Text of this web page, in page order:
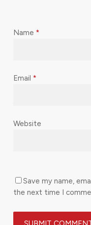
Name *
Email *
Website
Save my name,
the next time I